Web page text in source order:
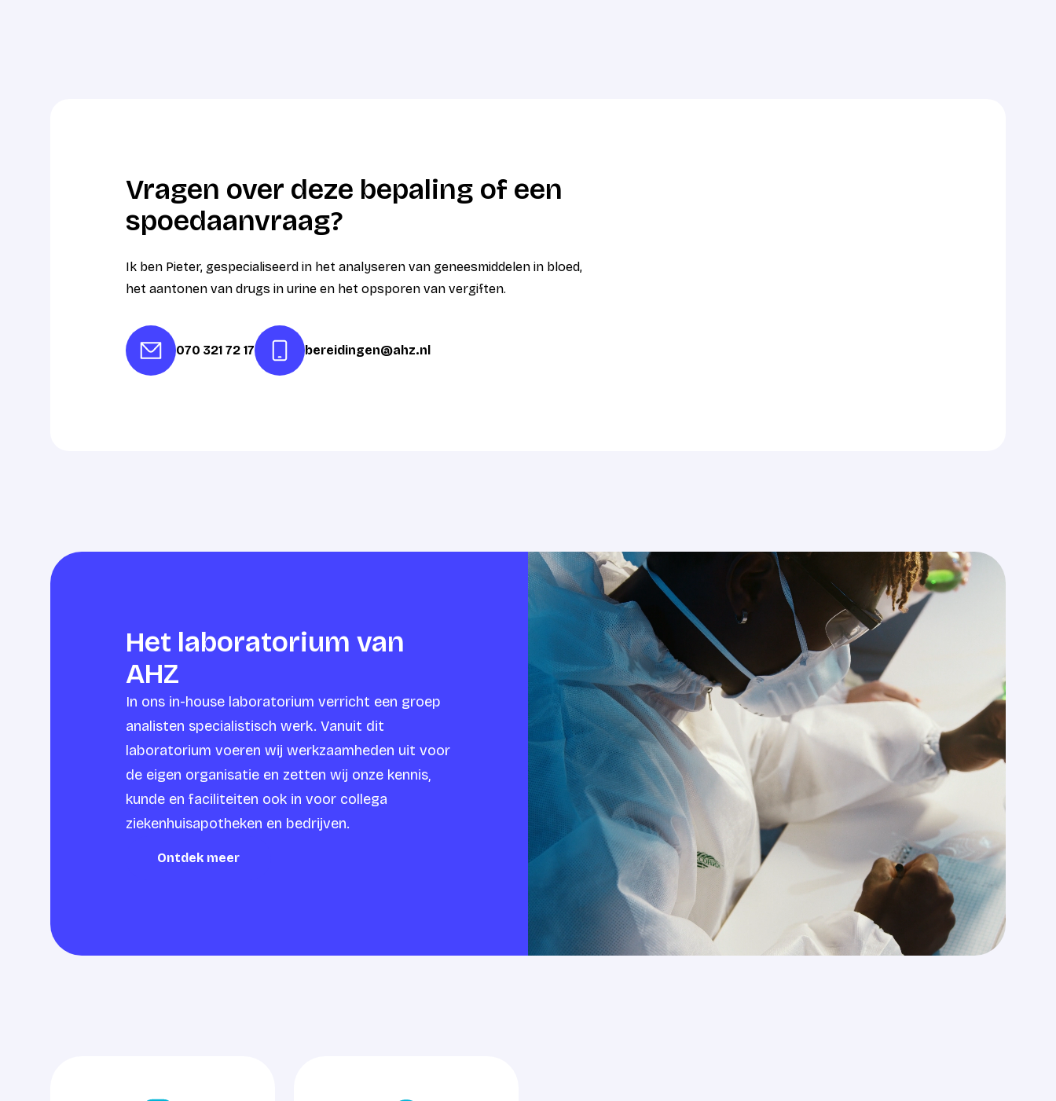
Vragen over deze bepaling of een
spoedaanvraag?
Ik ben Pieter, gespecialiseerd in het analyseren van geneesmiddelen in bloed,
het aantonen van drugs in urine en het opsporen van vergiften.
070 321 72 17 bereidingen@ahz.nl
Het laboratorium van
AHZ
In ons in-house laboratorium verricht een groep
analisten specialistisch werk. Vanuit dit
laboratorium voeren wij werkzaamheden uit voor
de eigen organisatie en zetten wij onze kennis,
kunde en faciliteiten ook in voor collega
ziekenhuisapotheken en bedrijven.
Ontdek meer